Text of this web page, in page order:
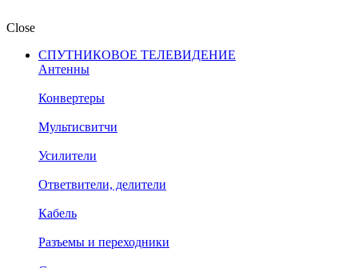
Close
СПУТНИКОВОЕ ТЕЛЕВИДЕНИЕ
Антенны
Конвертеры
Мультисвитчи
Усилители
Ответвители, делители
Кабель
Разъемы и переходники